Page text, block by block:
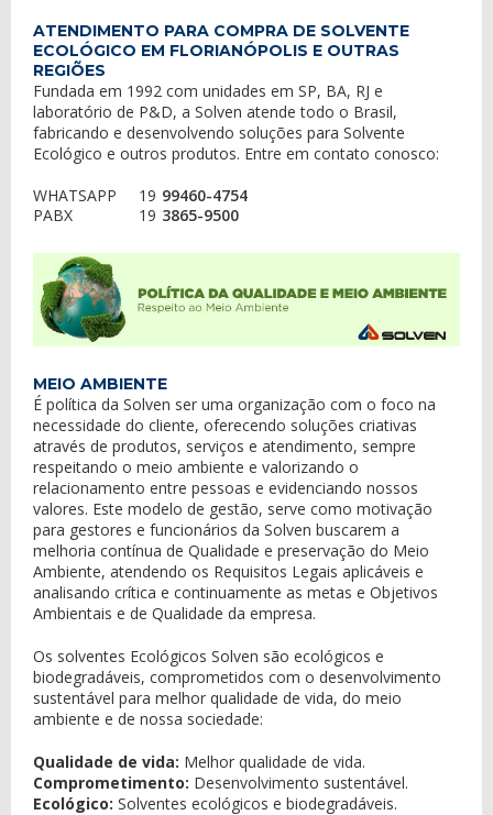
ATENDIMENTO PARA COMPRA DE SOLVENTE
ECOLÓGICO EM FLORIANÓPOLIS E OUTRAS
REGIÕES
Fundada em 1992 com unidades em SP, BA, RJ e
laboratório de P&D, a Solven atende todo o Brasil,
fabricando e desenvolvendo soluções para Solvente
Ecológico e outros produtos. Entre em contato conosco:
WHATSAPP
PABX
19 99460-4754
19 3865-9500
MEIO AMBIENTE
É política da Solven ser uma organização com o foco na
necessidade do cliente, oferecendo soluções criativas
através de produtos, serviços e atendimento, sempre
respeitando o meio ambiente e valorizando o
relacionamento entre pessoas e evidenciando nossos
valores. Este modelo de gestão, serve como motivação
para gestores e funcionários da Solven buscarem a
melhoria contínua de Qualidade e preservação do Meio
Ambiente, atendendo os Requisitos Legais aplicáveis e
analisando crítica e continuamente as metas e Objetivos
Ambientais e de Qualidade da empresa.
Os solventes Ecológicos Solven são ecológicos e
biodegradáveis, comprometidos com o desenvolvimento
sustentável para melhor qualidade de vida, do meio
ambiente e de nossa sociedade:
Qualidade de vida: Melhor qualidade de vida.
Comprometimento: Desenvolvimento sustentável.
Ecológico: Solventes ecológicos e biodegradáveis.